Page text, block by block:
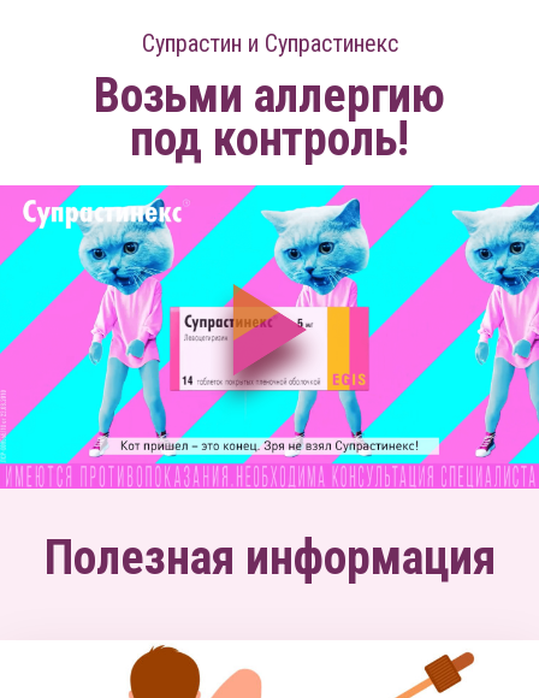
Супрастин и Супрастинекс
Возьми аллергию
под контроль!
Полезная информация